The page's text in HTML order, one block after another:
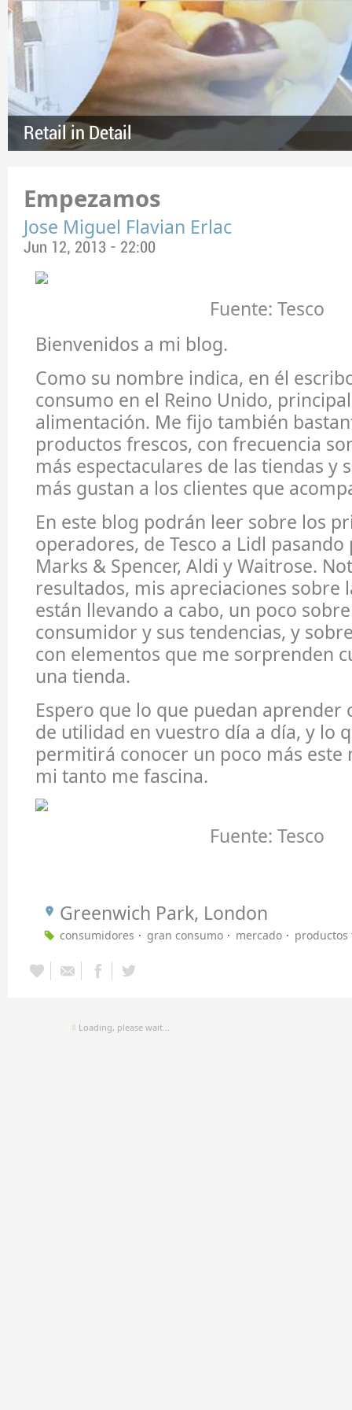
Retail in Detail
Empezamos
Jose Miguel Flavian Erlac
Jun 12, 2013 - 22:00
Fuente: Tesco
Bienvenidos a mi blog.
Como su nombre indica, en él
consumo en el Reino Unido,
alimentación. Me fijo también
productos frescos, con frecuencia
más espectaculares de las tiendas y
más gustan a los clientes que
En este blog podrán leer sobre los
operadores, de Tesco a Lidl
Marks & Spencer, Aldi y Waitrose.
resultados, mis apreciaciones sobre
están llevando a cabo, un poco
consumidor y sus tendencias, y
con elementos que me sorprenden
una tienda.
Espero que lo que puedan aprender
de utilidad en vuestro día a día, y lo
permitirá conocer un poco más este
mi tanto me fascina.
Fuente: Tesco
Greenwich Park, London
consumidores gran consumo mercado productos
Loading, please wait...